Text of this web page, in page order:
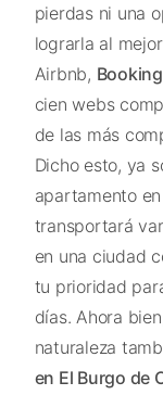
pierdas ni una
lograrla al
Airbnb,
cien webs
de las más
Dicho esto, ya
apartamento
transportará
en una ciudad
tu prioridad
días. Ahora
naturaleza
en El Burgo de